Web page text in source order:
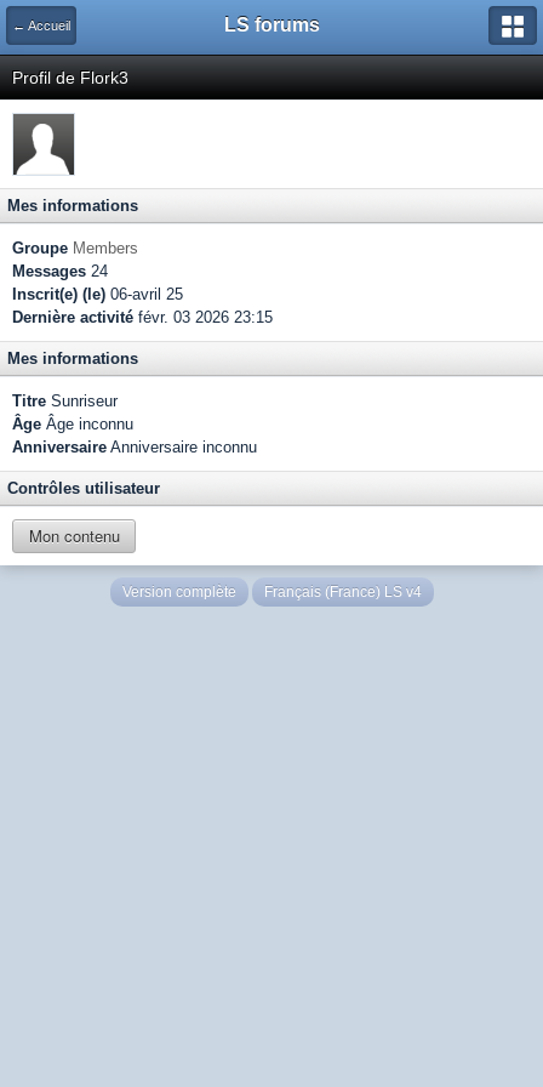
← Accueil LS forums
Profil de Flork3
Mes informations
Groupe Members
Messages 24
Inscrit(e) (le) 06-avril 25
Dernière activité févr. 03 2026 23:15
Mes informations
Titre Sunriseur
Âge Âge inconnu
Anniversaire Anniversaire inconnu
Contrôles utilisateur
Mon contenu
Version complète Français (France) LS v4